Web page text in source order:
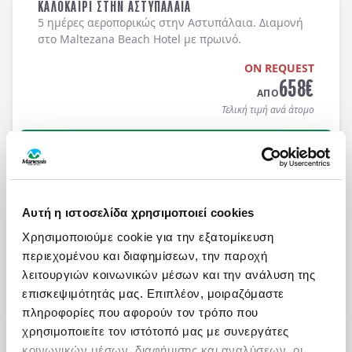
Αυτή η ιστοσελίδα χρησιμοποιεί cookies
Χρησιμοποιούμε cookie για την εξατομίκευση
περιεχομένου και διαφημίσεων, την παροχή
λειτουργιών κοινωνικών μέσων και την ανάλυση της
επισκεψιμότητάς μας. Επιπλέον, μοιραζόμαστε
πληροφορίες που αφορούν τον τρόπο που
χρησιμοποιείτε τον ιστότοπό μας με συνεργάτες
ΚΑΛΟΚΑΙΡΙ ΣΤΗΝ ΑΣΤΥΠΑΛΑΙΑ
5 ημέρες αεροπορικώς στην Αστυπάλαια. Διαμονή
στο Maltezana Beach Hotel με πρωινό.
ON REQUEST
ΑΠΟ658€
Τελική τιμή ανά άτομο
ΩΡΕΣ ΛΕΙΤΟΥΡΓΙΑΣ
Δευ - Παρ: 09:00 με 18:30